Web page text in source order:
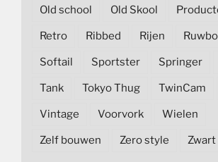
Old school Old Skool
Retro Ribbed Rijen
Softail Sportster Springer
Tank Tokyo Thug TwinCam
Vintage Voorvork Wielen
Zelf bouwen Zero style Zwart